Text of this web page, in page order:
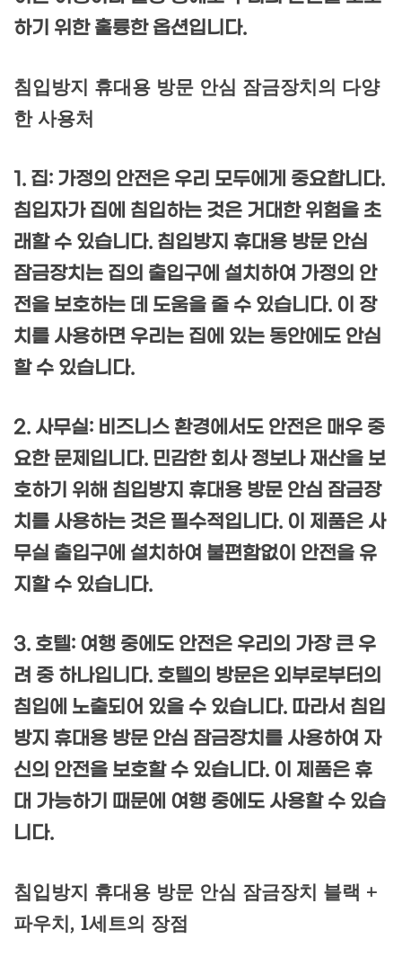
하기 위한 훌륭한 옵션입니다.
침입방지 휴대용 방문 안심 잠금장치의 다양
한 사용처
1. 집: 가정의 안전은 우리 모두에게 중요합니다.
침입자가 집에 침입하는 것은 거대한 위험을 초
래할 수 있습니다. 침입방지 휴대용 방문 안심
잠금장치는 집의 출입구에 설치하여 가정의 안
전을 보호하는 데 도움을 줄 수 있습니다. 이 장
치를 사용하면 우리는 집에 있는 동안에도 안심
할 수 있습니다.
2. 사무실: 비즈니스 환경에서도 안전은 매우 중
요한 문제입니다. 민감한 회사 정보나 재산을 보
호하기 위해 침입방지 휴대용 방문 안심 잠금장
치를 사용하는 것은 필수적입니다. 이 제품은 사
무실 출입구에 설치하여 불편함없이 안전을 유
지할 수 있습니다.
3. 호텔: 여행 중에도 안전은 우리의 가장 큰 우
려 중 하나입니다. 호텔의 방문은 외부로부터의
침입에 노출되어 있을 수 있습니다. 따라서 침입
방지 휴대용 방문 안심 잠금장치를 사용하여 자
신의 안전을 보호할 수 있습니다. 이 제품은 휴
대 가능하기 때문에 여행 중에도 사용할 수 있습
니다.
침입방지 휴대용 방문 안심 잠금장치 블랙 +
파우치, 1세트의 장점